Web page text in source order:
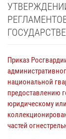
Приказ
национальной
предоставлению
юридическому
частей